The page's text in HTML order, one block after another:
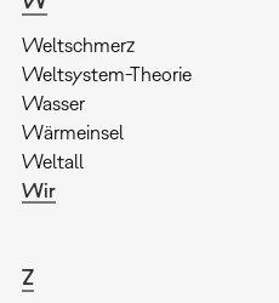
Weltschmerz
Weltsystem-Theorie
Wasser
Wärmeinsel
Weltall
Wir
Z